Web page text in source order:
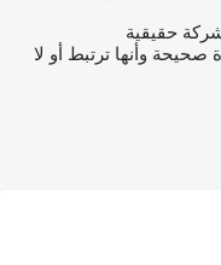
حقيقية
صحيحة وأنها ترتبط أو لا